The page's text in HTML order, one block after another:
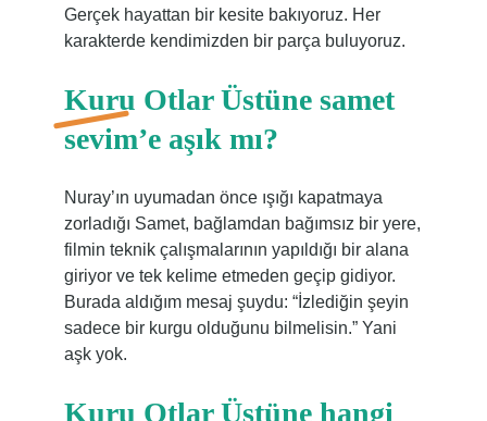
Gerçek hayattan bir kesite bakıyoruz. Her
karakterde kendimizden bir parça buluyoruz.
Kuru Otlar Üstüne samet
sevim’e aşık mı?
Nuray’ın uyumadan önce ışığı kapatmaya
zorladığı Samet, bağlamdan bağımsız bir yere,
filmin teknik çalışmalarının yapıldığı bir alana
giriyor ve tek kelime etmeden geçip gidiyor.
Burada aldığım mesaj şuydu: “İzlediğin şeyin
sadece bir kurgu olduğunu bilmelisin.” Yani
aşk yok.
Kuru Otlar Üstüne hangi